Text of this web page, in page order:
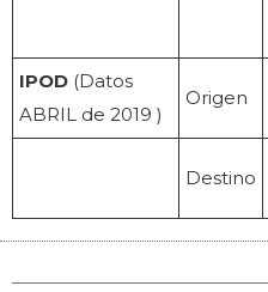
IPOD (Datos
ABRIL de 2019 )
Origen
Destino